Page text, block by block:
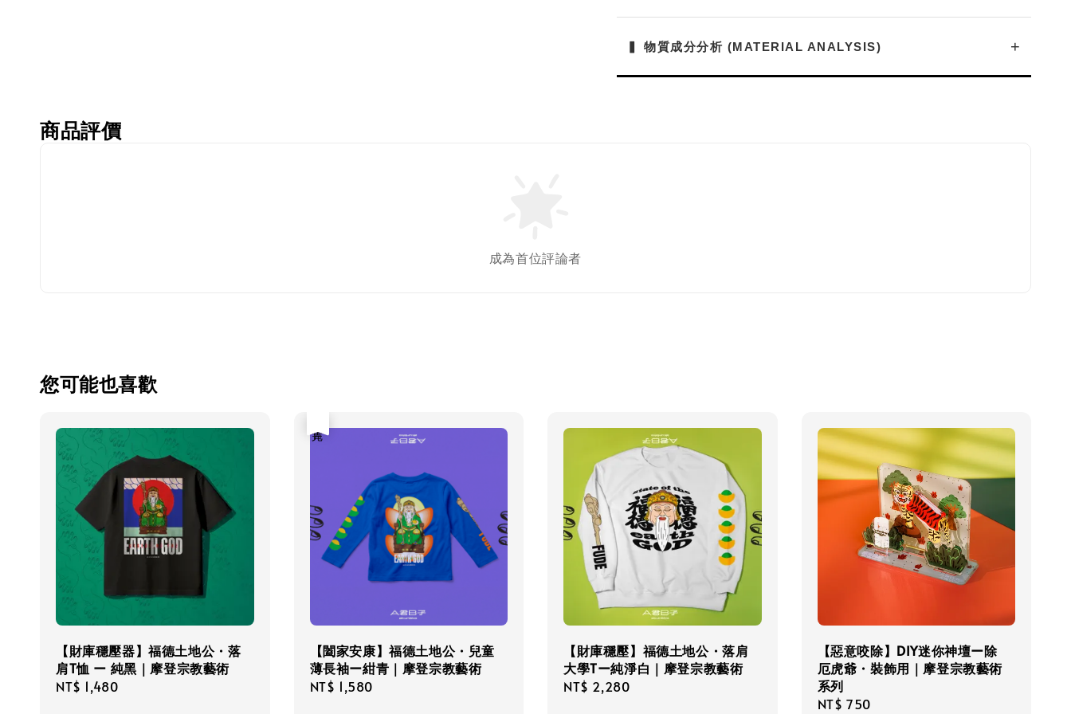
▍ 物質成分分析 (MATERIAL ANALYSIS)
商品評價
成為首位評論者
您可能也喜歡
【財庫穩壓器】福德土地公・落
肩T恤 ー 純黑｜摩登宗教藝術
Regular
NT$ 1,480
【闔家安康】福德土地公・兒童
薄長袖ー紺青｜摩登宗教藝術
Regular
NT$ 1,580
【財庫穩壓】福德土地公・落肩
大學Tー純淨白｜摩登宗教藝術
Regular
NT$ 2,280
【惡意咬除】​​DIY迷你神壇ー除
厄虎爺・裝飾用｜摩登宗教藝術
系列
Regular
NT$ 750